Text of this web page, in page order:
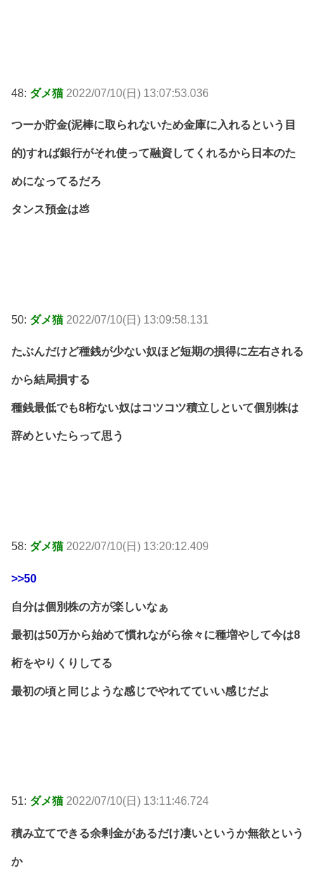
48: ダメ猫 2022/07/10(日) 13:07:53.036
つーか貯金(泥棒に取られないため金庫に入れるという目
的)すれば銀行がそれ使って融資してくれるから日本のた
めになってるだろ
タンス預金は💩
50: ダメ猫 2022/07/10(日) 13:09:58.131
たぶんだけど種銭が少ない奴ほど短期の損得に左右される
から結局損する
種銭最低でも8桁ない奴はコツコツ積立しといて個別株は
辞めといたらって思う
58: ダメ猫 2022/07/10(日) 13:20:12.409
>>50
自分は個別株の方が楽しいなぁ
最初は50万から始めて慣れながら徐々に種増やして今は8
桁をやりくりしてる
最初の頃と同じような感じでやれてていい感じだよ
51: ダメ猫 2022/07/10(日) 13:11:46.724
積み立てできる余剰金があるだけ凄いというか無欲という
か